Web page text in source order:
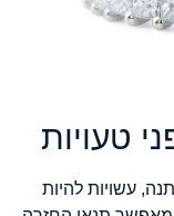
טעויות
עשויות להיות